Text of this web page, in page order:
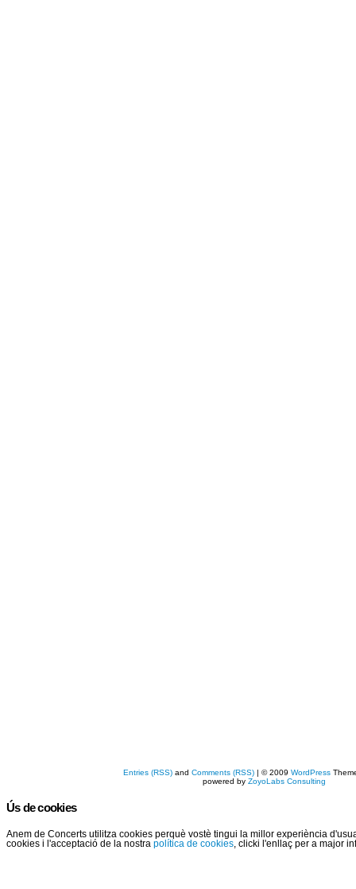
Entries (RSS) andComments (RSS) | © 2009WordPress
powered byZoyoLabs Consulting
Ús de cookies
Anem de Concerts utilitza cookies perquè vostè tingui la millor experiència
cookies i l'acceptació de la nostra política de cookies , clicki l'enllaç per a major